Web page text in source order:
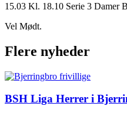
15.03 Kl. 18.10 Serie 3 Damer
Vel Mødt.
Flere nyheder
BSH Liga Herrer i